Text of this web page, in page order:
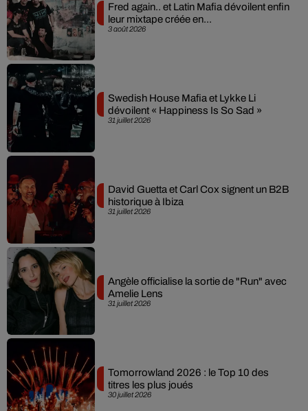
3 août 2026
Fred again.. et Latin Mafia dévoilent enfin
leur mixtape créée en...
31 juillet 2026
Swedish House Mafia et Lykke Li
dévoilent « Happiness Is So Sad »
31 juillet 2026
David Guetta et Carl Cox signent un B2B
historique à Ibiza
31 juillet 2026
Angèle officialise la sortie de "Run" avec
Amelie Lens
30 juillet 2026
Tomorrowland 2026 : le Top 10 des
titres les plus joués